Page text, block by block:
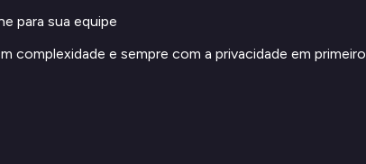
para sua equipe
complexidade e sempre com a privacidade em primeiro